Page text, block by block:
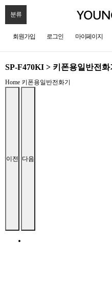
분류
회원가입 로그인 마이페이지
SP-F470KI > 키폰용일반전화
Home 키폰용일반전화기
이전 다음